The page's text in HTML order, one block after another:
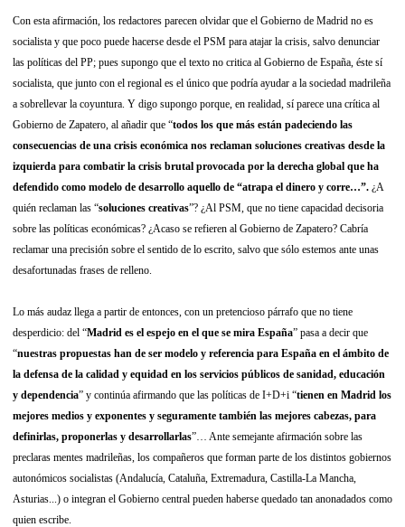
Con esta afirmación, los redactores parecen olvidar que el Gobierno de Madrid no es
socialista y que poco puede hacerse desde el PSM para atajar la crisis, salvo denunciar
las políticas del PP; pues supongo que el texto no critica al Gobierno de España, éste sí
socialista, que junto con el regional es el único que podría ayudar a la sociedad madrileña
a sobrellevar la coyuntura. Y digo supongo porque, en realidad, sí parece una crítica al
Gobierno de Zapatero, al añadir que “todos los que más están padeciendo las
consecuencias de una crisis económica nos reclaman soluciones creativas desde la
izquierda para combatir la crisis brutal provocada por la derecha global que ha
defendido como modelo de desarrollo aquello de “atrapa el dinero y corre…”. ¿A
quién reclaman las “soluciones creativas”? ¿Al PSM, que no tiene capacidad decisoria
sobre las políticas económicas? ¿Acaso se refieren al Gobierno de Zapatero? Cabría
reclamar una precisión sobre el sentido de lo escrito, salvo que sólo estemos ante unas
desafortunadas frases de relleno.
Lo más audaz llega a partir de entonces, con un pretencioso párrafo que no tiene
desperdicio: del “Madrid es el espejo en el que se mira España” pasa a decir que
“nuestras propuestas han de ser modelo y referencia para España en el ámbito de
la defensa de la calidad y equidad en los servicios públicos de sanidad, educación
y dependencia” y continúa afirmando que las políticas de I+D+i “tienen en Madrid los
mejores medios y exponentes y seguramente también las mejores cabezas, para
definirlas, proponerlas y desarrollarlas”… Ante semejante afirmación sobre las
preclaras mentes madrileñas, los compañeros que forman parte de los distintos gobiernos
autonómicos socialistas (Andalucía, Cataluña, Extremadura, Castilla-La Mancha,
Asturias...) o integran el Gobierno central pueden haberse quedado tan anonadados como
quien escribe.